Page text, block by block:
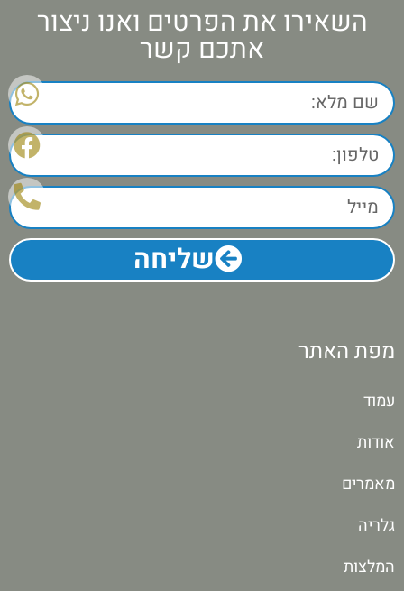
השאירו את הפרטים ואנו ניצור
אתכם קשר
שליחה
מפת האתר
עמוד
אודות
מאמרים
גלריה
המלצות